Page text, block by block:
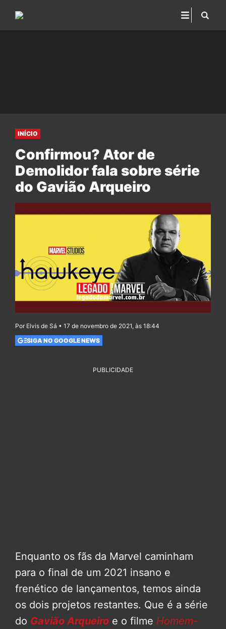
INÍCIO
Confirmou? Ator de
Demolidor fala sobre série
do Gavião Arqueiro
Por Elvis de Sá • 17 de novembro de 2021, às 18:44
SIGA NO GOOGLE NEWS
PUBLICIDADE
Enquanto os fãs da Marvel caminham
para o final de um 2021 insano e
frenético de lançamentos, temos ainda
os dois projetos restantes. Que é a série
do Gavião Arqueiro e o filme Homem-